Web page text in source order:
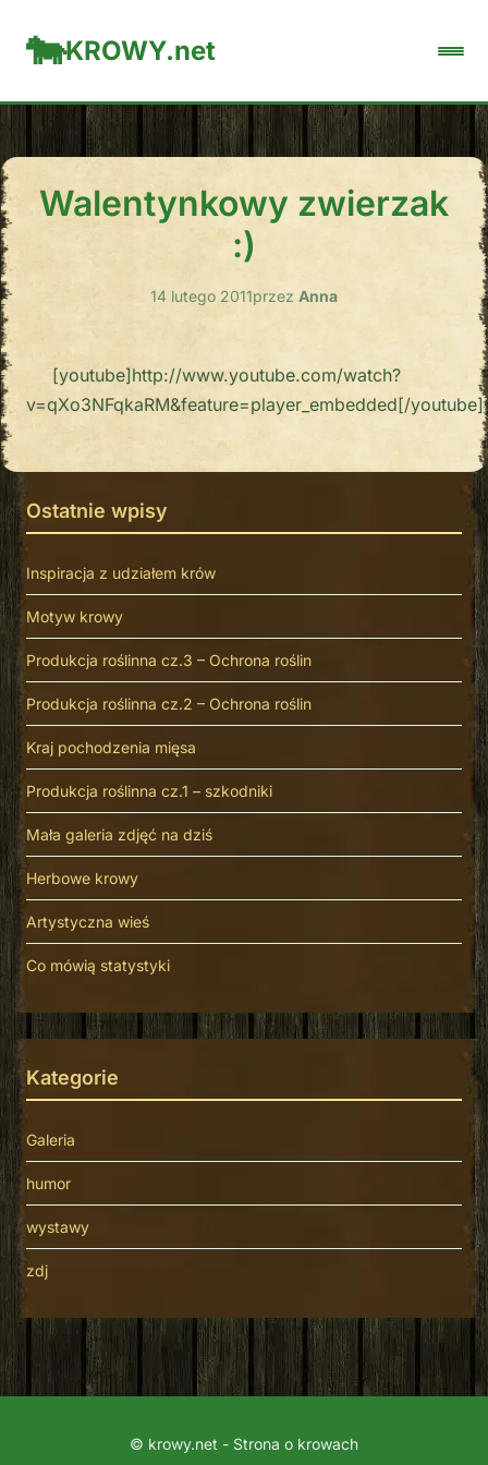
KROWY.net
Walentynkowy zwierzak
:)
14 lutego 2011przez Anna
[youtube]http://www.youtube.com/watch?
v=qXo3NFqkaRM&feature=player_embedded[/youtube]
Ostatnie wpisy
Inspiracja z udziałem krów
Motyw krowy
Produkcja roślinna cz.3 – Ochrona roślin
Produkcja roślinna cz.2 – Ochrona roślin
Kraj pochodzenia mięsa
Produkcja roślinna cz.1 – szkodniki
Mała galeria zdjęć na dziś
Herbowe krowy
Artystyczna wieś
Co mówią statystyki
Kategorie
Galeria
humor
wystawy
zdj
© krowy.net - Strona o krowach